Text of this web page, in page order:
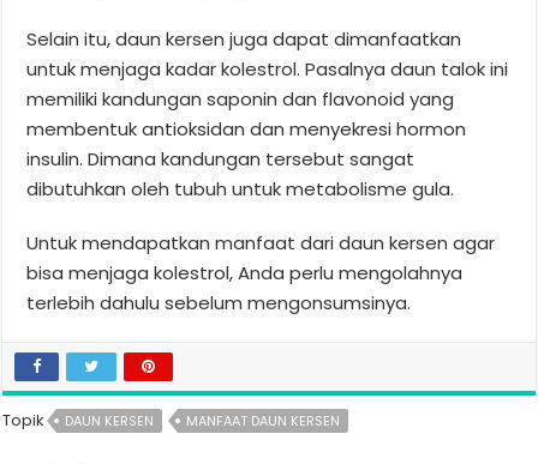
Selain itu, daun kersen juga dapat dimanfaatkan
untuk menjaga kadar kolestrol. Pasalnya daun talok ini
memiliki kandungan saponin dan flavonoid yang
membentuk antioksidan dan menyekresi hormon
insulin. Dimana kandungan tersebut sangat
dibutuhkan oleh tubuh untuk metabolisme gula.
Untuk mendapatkan manfaat dari daun kersen agar
bisa menjaga kolestrol, Anda perlu mengolahnya
terlebih dahulu sebelum mengonsumsinya.
Topik DAUN KERSEN MANFAAT DAUN KERSEN